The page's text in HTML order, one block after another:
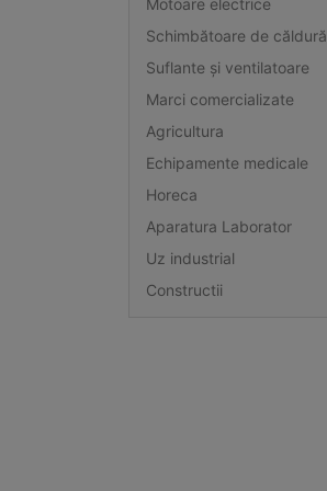
Motoare electrice
Schimbătoare de căldură
Suflante și ventilatoare
Marci comercializate
Agricultura
Echipamente medicale
Horeca
Aparatura Laborator
Uz industrial
Constructii